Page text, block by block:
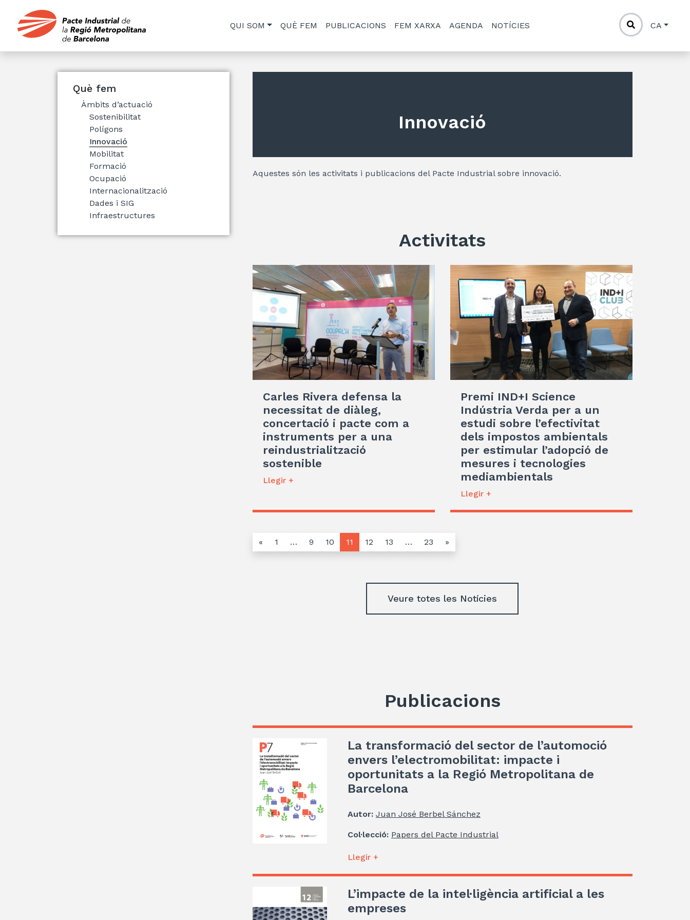
QUI SOM QUÈ FEM PUBLICACIONS FEM XARXA AGENDA NOTÍCIES CA
Què fem
Àmbits d’actuació
Sostenibilitat
Polígons
Innovació
Mobilitat
Formació
Ocupació
Internacionalització
Dades i SIG
Infraestructures
Innovació
Aquestes són les activitats i publicacions del Pacte Industrial sobre innovació.
Activitats
Carles Rivera defensa la
necessitat de diàleg,
concertació i pacte com a
instruments per a una
reindustrialització
sostenible
Llegir +
Premi IND+I Science
Indústria Verda per a un
estudi sobre l’efectivitat
dels impostos ambientals
per estimular l’adopció de
mesures i tecnologies
mediambientals
Llegir +
« 1 … 9 10 11 12 13 … 23 »
Veure totes les Notícies
Publicacions
La transformació del sector de l’automoció
envers l’electromobilitat: impacte i
oportunitats a la Regió Metropolitana de
Barcelona
Autor: Juan José Berbel Sánchez
Col·lecció: Papers del Pacte Industrial
Llegir +
L’impacte de la intel·ligència artificial a les
empreses